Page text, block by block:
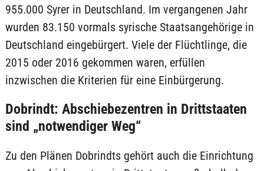
955.000 Syrer in Deutschland. Im vergangenen Jahr
wurden 83.150 vormals syrische Staatsangehörige in
Deutschland eingebürgert. Viele der Flüchtlinge, die
2015 oder 2016 gekommen waren, erfüllen
inzwischen die Kriterien für eine Einbürgerung.
Dobrindt: Abschiebezentren in Drittstaaten
sind „notwendiger Weg“
Zu den Plänen Dobrindts gehört auch die Einrichtung